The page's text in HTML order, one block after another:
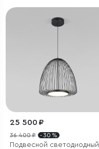
25 500 ₽
36 400 ₽ - 30 %
Подвесной светодиодный